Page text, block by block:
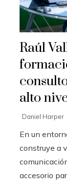
Raúl
alto
Daniel Harper
En un
construye a
accesorio